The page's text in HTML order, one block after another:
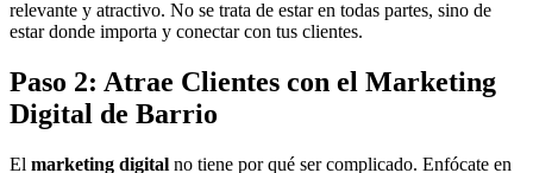
relevante y atractivo. No se trata de estar en todas partes, sino de
estar donde importa y conectar con tus clientes.
Paso 2: Atrae Clientes con el Marketing
Digital de Barrio
El marketing digital no tiene por qué ser complicado. Enfócate en